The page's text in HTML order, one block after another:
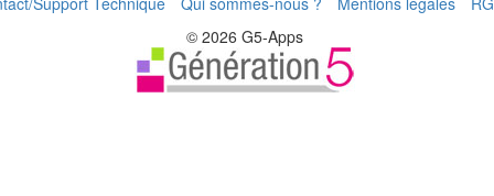
© 2026 G5-Apps